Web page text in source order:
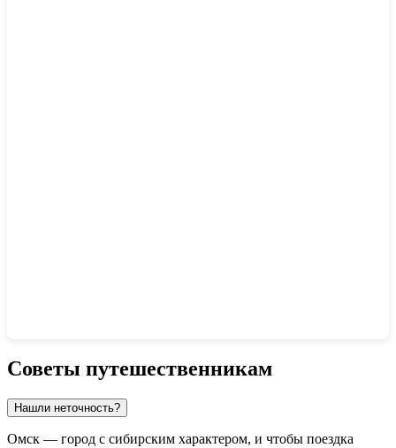
Советы путешественникам
Нашли неточность?
Омск — город с сибирским характером, и чтобы поездка